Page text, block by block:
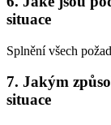
situace
Splnění všech
7. Jakým
situace